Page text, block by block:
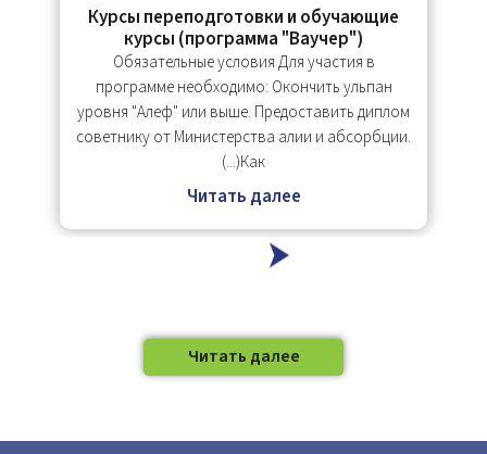
Курсы переподготовки и обучающие
курсы (программа "Ваучер")
Обязательные условия Для участия в
программе необходимо: Окончить ульпан
уровня "Алеф" или выше. Предоставить диплом
советнику от Министерства алии и абсорбции.
Как(...)
Читать далее
Читать далее